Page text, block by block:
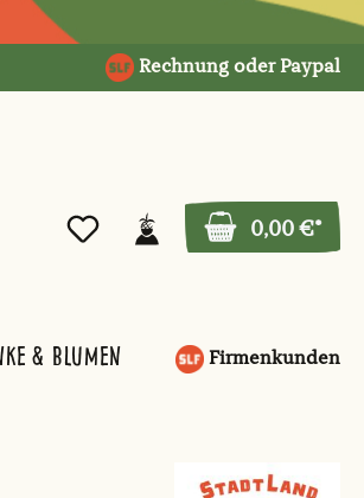
Rechnung oder Paypal
0,00 €*
& Blumen Firmenkunden